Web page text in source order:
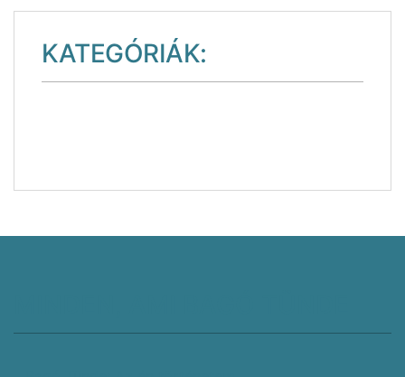
KATEGÓRIÁK: